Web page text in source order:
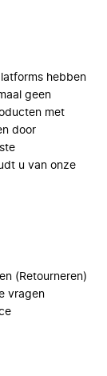
hebben
geen
met
door
u van onze
(Retourneren)
vragen